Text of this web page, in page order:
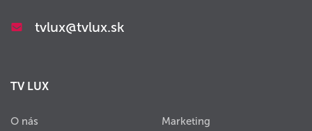
tvlux@tvlux.sk
TV LUX
O nás Marketing